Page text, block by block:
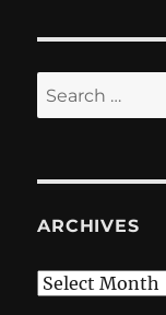
Search
for:
ARCHIVES
Archives